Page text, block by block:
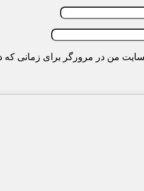
من در مرورگر برای زمانی که